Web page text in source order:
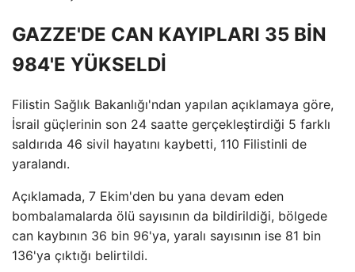
GAZZE'DE CAN KAYIPLARI 35 BİN
984'E YÜKSELDİ
Filistin Sağlık Bakanlığı'ndan yapılan açıklamaya göre,
İsrail güçlerinin son 24 saatte gerçekleştirdiği 5 farklı
saldırıda 46 sivil hayatını kaybetti, 110 Filistinli de
yaralandı.
Açıklamada, 7 Ekim'den bu yana devam eden
bombalamalarda ölü sayısının da bildirildiği, bölgede
can kaybının 36 bin 96'ya, yaralı sayısının ise 81 bin
136'ya çıktığı belirtildi.